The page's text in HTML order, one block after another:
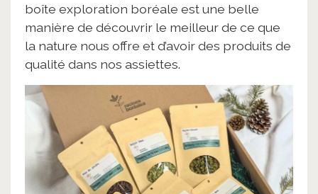
boîte exploration boréale est une belle
manière de découvrir le meilleur de ce que
la nature nous offre et d’avoir des produits de
qualité dans nos assiettes.